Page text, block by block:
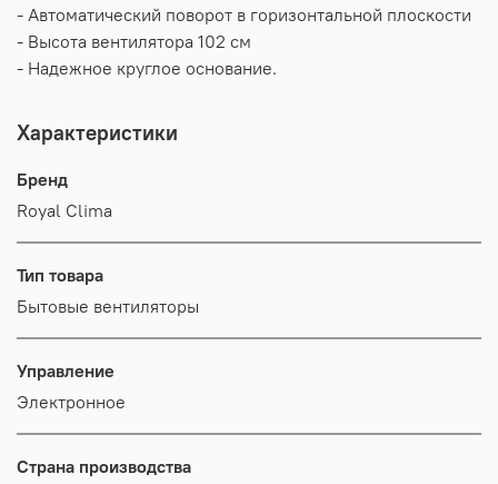
- Автоматический поворот в горизонтальной плоскости
- Высота вентилятора 102 см
- Надежное круглое основание.
Характеристики
Бренд
Royal Clima
Тип товара
Бытовые вентиляторы
Управление
Электронное
Страна производства